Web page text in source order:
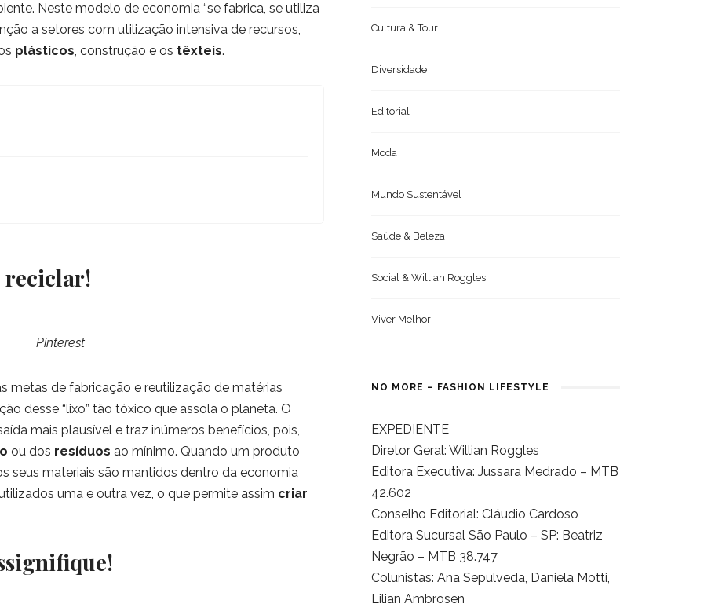
Neste modelo de economia “se fabrica, se utiliza
a setores com utilização intensiva de recursos,
plásticos, construção e os têxteis.
reciclar!
Pinterest
metas de fabricação e reutilização de matérias
desse “lixo” tão tóxico que assola o planeta. O
mais plausível e traz inúmeros benefícios, pois,
ou dos resíduos ao mínimo. Quando um produto
seus materiais são mantidos dentro da economia
uma e outra vez, o que permite assim criar
Cultura & Tour
Diversidade
Editorial
Moda
Mundo Sustentável
Saúde & Beleza
Social & Willian Roggles
Viver Melhor
NO MORE – FASHION LIFESTYLE
EXPEDIENTE
Diretor Geral: Willian Roggles
Editora Executiva: Jussara Medrado – MTB
42.602
Conselho Editorial: Cláudio Cardoso
Editora Sucursal São Paulo – SP: Beatriz
Negrão – MTB 38.747
Colunistas: Ana Sepulveda, Daniela Motti,
Lilian Ambrosen